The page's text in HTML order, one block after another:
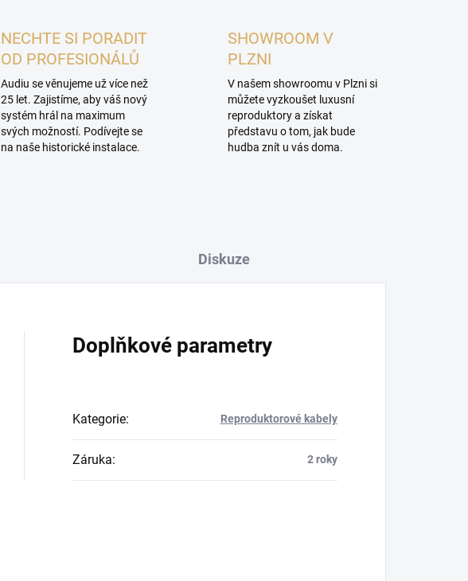
NECHTE SI PORADIT
OD PROFESIONÁLŮ
Audiu se věnujeme už více než
25 let. Zajistíme, aby váš nový
systém hrál na maximum
svých možností. Podívejte se
na naše historické instalace.
SHOWROOM V
PLZNI
V našem showroomu v Plzni si
můžete vyzkoušet luxusní
reproduktory a získat
představu o tom, jak bude
hudba znít u vás doma.
Diskuze
Doplňkové parametry
Kategorie: Reproduktorové kabely
Záruka: 2 roky